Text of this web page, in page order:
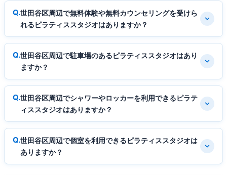
世田谷区周辺で無料体験や無料カウンセリングを受けら
れるピラティススタジオはありますか？
世田谷区周辺で駐車場のあるピラティススタジオはあり
ますか？
世田谷区周辺でシャワーやロッカーを利用できるピラテ
ィススタジオはありますか？
世田谷区周辺で個室を利用できるピラティススタジオは
ありますか？